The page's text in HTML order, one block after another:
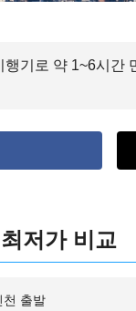
행기로 약 1~6시간
저가 비교
천 출발